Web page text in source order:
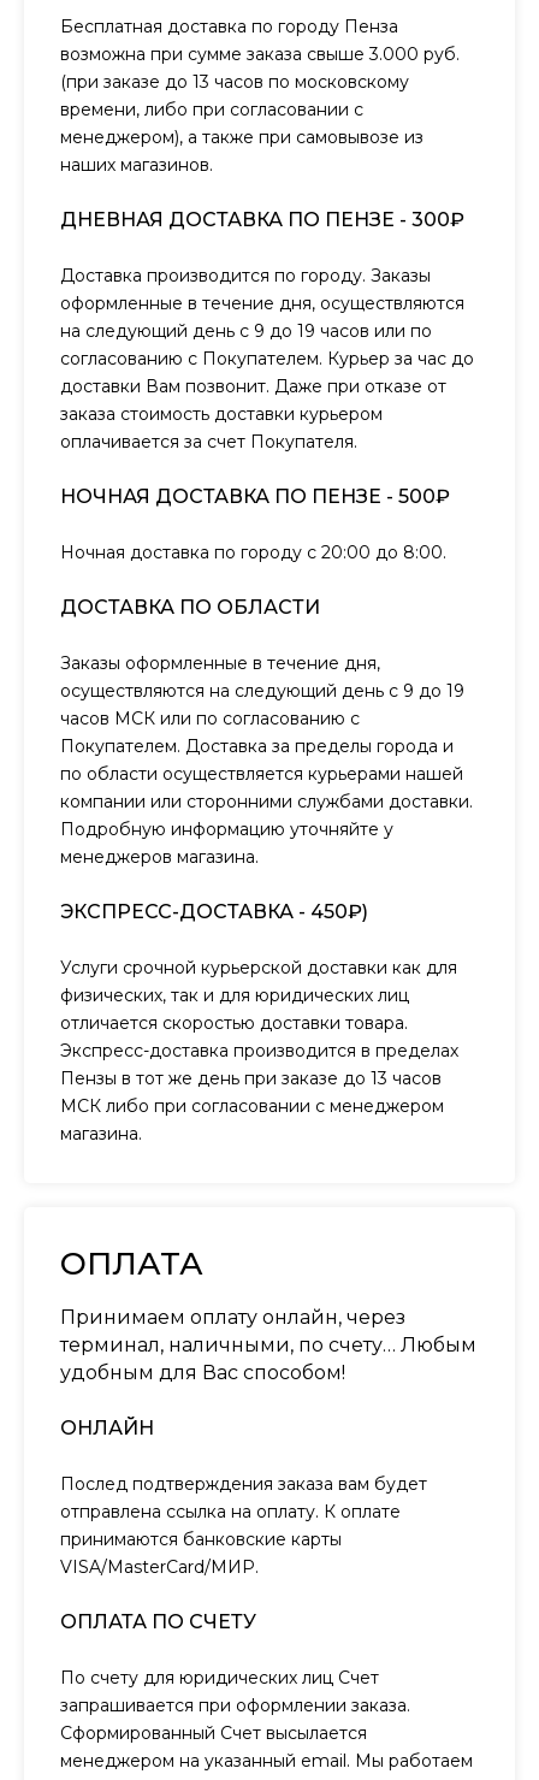
Бесплатная доставка по городу Пенза
возможна при сумме заказа свыше 3.000 руб.
(при заказе до 13 часов по московскому
времени, либо при согласовании с
менеджером), а также при самовывозе из
наших магазинов.
ДНЕВНАЯ ДОСТАВКА ПО ПЕНЗЕ - 300₽
Доставка производится по городу. Заказы
оформленные в течение дня, осуществляются
на следующий день с 9 до 19 часов или по
согласованию с Покупателем. Курьер за час до
доставки Вам позвонит. Даже при отказе от
заказа стоимость доставки курьером
оплачивается за счет Покупателя.
НОЧНАЯ ДОСТАВКА ПО ПЕНЗЕ - 500₽
Ночная доставка по городу с 20:00 до 8:00.
ДОСТАВКА ПО ОБЛАСТИ
Заказы оформленные в течение дня,
осуществляются на следующий день с 9 до 19
часов МСК или по согласованию с
Покупателем. Доставка за пределы города и
по области осуществляется курьерами нашей
компании или сторонними службами доставки.
Подробную информацию уточняйте у
менеджеров магазина.
ЭКСПРЕСС-ДОСТАВКА - 450₽)
Услуги срочной курьерской доставки как для
физических, так и для юридических лиц
отличается скоростью доставки товара.
Экспресс-доставка производится в пределах
Пензы в тот же день при заказе до 13 часов
МСК либо при согласовании с менеджером
магазина.
ОПЛАТА
Принимаем оплату онлайн, через
терминал, наличными, по счету… Любым
удобным для Вас способом!
ОНЛАЙН
Послед подтверждения заказа вам будет
отправлена ссылка на оплату. К оплате
принимаются банковские карты
VISA/MasterCard/МИР.
ОПЛАТА ПО СЧЕТУ
По счету для юридических лиц Счет
запрашивается при оформлении заказа.
Сформированный Счет высылается
менеджером на указанный email. Мы работаем